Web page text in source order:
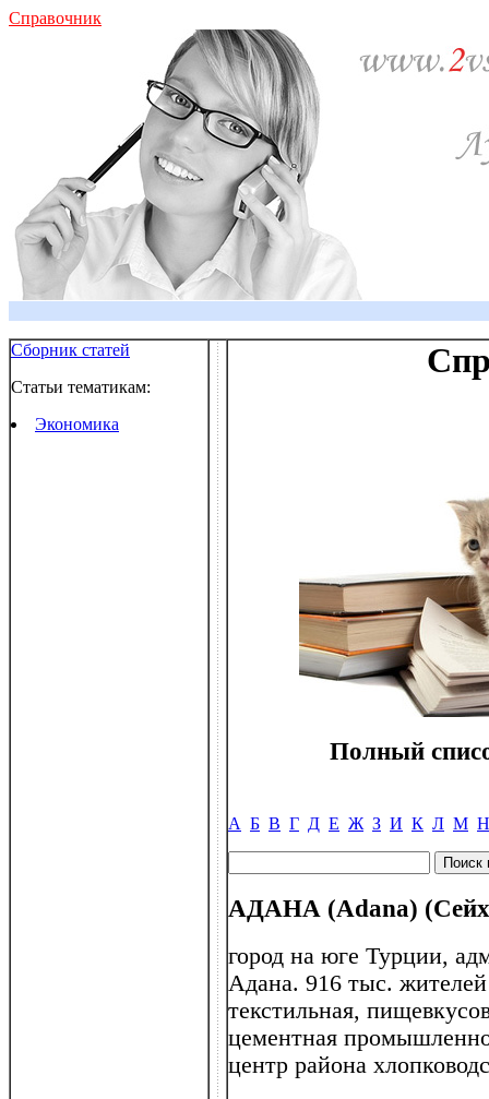
Справочник
Сборник статей
Статьи тематикам:
Экономика
Полный
А Б В Г Д Е Ж З И К Л М Н
АДАНА (Adana)
город на юге Турции,
Адана. 916 тыс.
текстильная,
цементная
центр района